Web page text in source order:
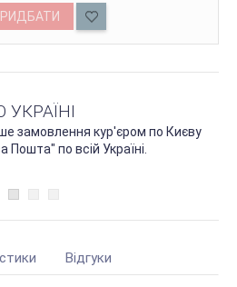
замовлення кур'єром по Києву
по всій Україні.
Відгуки